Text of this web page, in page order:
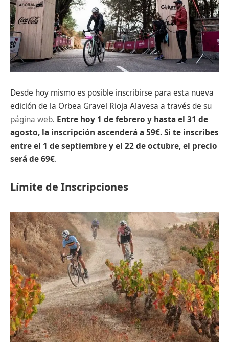
Desde hoy mismo es posible inscribirse para esta nueva
edición de la Orbea Gravel Rioja Alavesa a través de su
página web. Entre hoy 1 de febrero y hasta el 31 de
agosto, la inscripción ascenderá a 59€. Si te inscribes
entre el 1 de septiembre y el 22 de octubre, el precio
será de 69€.
Límite de Inscripciones